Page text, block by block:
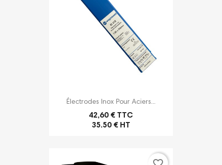
Électrodes Inox Pour Aciers...
42,60 € TTC
35.50 € HT